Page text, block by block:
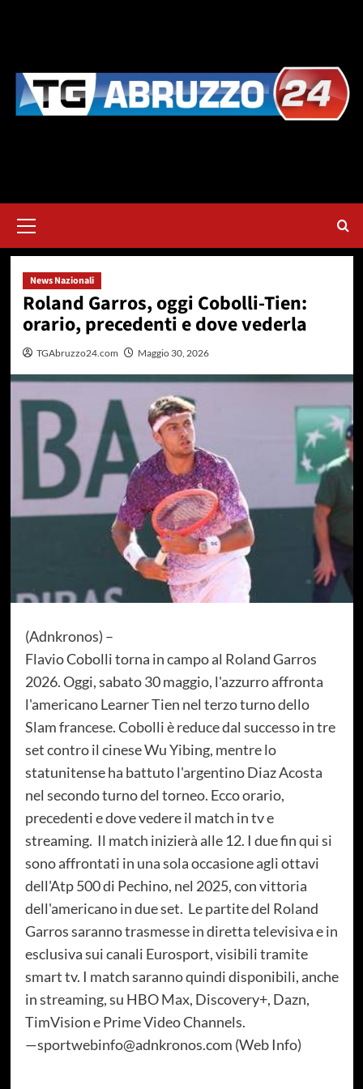
principale
News Nazionali
Roland Garros, oggi Cobolli-Tien:
orario, precedenti e dove vederla
TGAbruzzo24.com Maggio 30, 2026
(Adnkronos) –
Flavio Cobolli torna in campo al Roland Garros
2026. Oggi, sabato 30 maggio, l'azzurro affronta
l'americano Learner Tien nel terzo turno dello
Slam francese. Cobolli è reduce dal successo in tre
set contro il cinese Wu Yibing, mentre lo
statunitense ha battuto l'argentino Diaz Acosta
nel secondo turno del torneo. Ecco orario,
precedenti e dove vedere il match in tv e
streaming. Il match inizierà alle 12. I due fin qui si
sono affrontati in una sola occasione agli ottavi
dell'Atp 500 di Pechino, nel 2025, con vittoria
dell'americano in due set. Le partite del Roland
Garros saranno trasmesse in diretta televisiva e in
esclusiva sui canali Eurosport, visibili tramite
smart tv. I match saranno quindi disponibili, anche
in streaming, su HBO Max, Discovery+, Dazn,
TimVision e Prime Video Channels.
—sportwebinfo@adnkronos.com (Web Info)